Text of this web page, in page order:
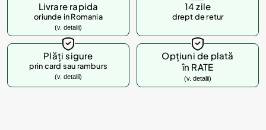
Livrare rapida
oriunde in Romania
(v. detalii)
14 zile
drept de retur
Plăți sigure
prin card sau ramburs
(v. detalii)
Opțiuni de plată
în RATE
(v. detalii)